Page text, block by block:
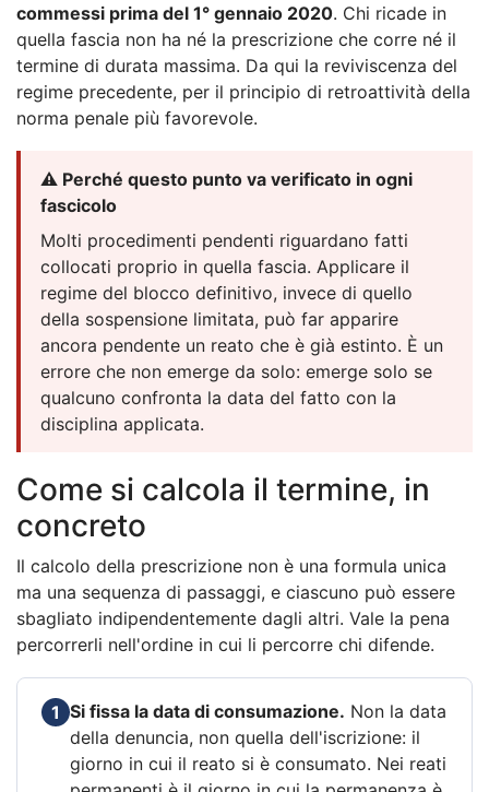
commessi prima del 1° gennaio 2020. Chi ricade in
quella fascia non ha né la prescrizione che corre né il
termine di durata massima. Da qui la reviviscenza del
regime precedente, per il principio di retroattività della
norma penale più favorevole.
⚠️ Perché questo punto va verificato in ogni
fascicolo
Molti procedimenti pendenti riguardano fatti
collocati proprio in quella fascia. Applicare il
regime del blocco definitivo, invece di quello
della sospensione limitata, può far apparire
ancora pendente un reato che è già estinto. È un
errore che non emerge da solo: emerge solo se
qualcuno confronta la data del fatto con la
disciplina applicata.
Come si calcola il termine, in
concreto
Il calcolo della prescrizione non è una formula unica
ma una sequenza di passaggi, e ciascuno può essere
sbagliato indipendentemente dagli altri. Vale la pena
percorrerli nell'ordine in cui li percorre chi difende.
1 Si fissa la data di consumazione. Non la data
della denuncia, non quella dell'iscrizione: il
giorno in cui il reato si è consumato. Nei reati